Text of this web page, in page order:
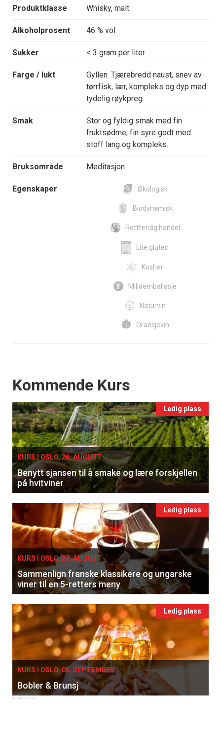
Produktklasse Whisky, malt
Alkoholprosent 46 % vol.
Sukker < 3 gram per liter
Farge / lukt
Gyllen. Tjærebredd naust, snev av
tørrfisk, lær, kompleks og dyp med
tydelig røykpreg.
Smak
Stor og fyldig smak med fin
fruktsødme, fin syre godt med
stoff lang og kompleks.
Bruksområde Meditasjon.
Egenskaper Økologisk
Biodynamisk
Rettferdig handel
Lite gluten
Kosher
Miljøemballasje
Naturvin
Oransjevin
Events
Kommende Kurs
Ledig plass
KURS I OSLO, 26. AUGUST
Benytt sjansen til å smake og lære forskjellen
på hvitviner
Ledig plass
KURS I OSLO, 27. AUGUST
Sammenlign franske klassikere og ungarske
viner til en 5-retters meny
Ledig plass
KURS I OSLO, 05. SEPTEMBER
Bobler & Brunsj